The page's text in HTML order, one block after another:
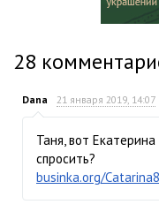
28
Dana 21 января 2019, 14:07
Таня, вот
спросить?
businka.org/